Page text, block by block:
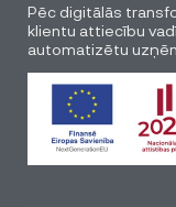
Pēc digitālās
klientu attiecību
automatizētu